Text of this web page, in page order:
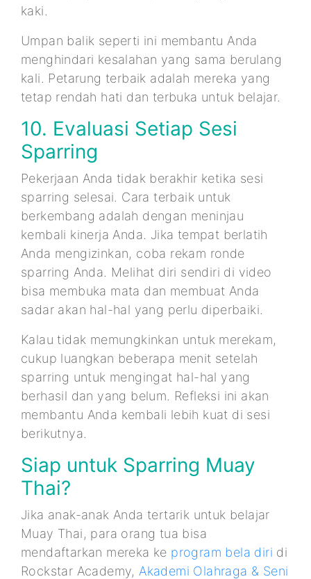
kaki.
Umpan balik seperti ini membantu Anda
menghindari kesalahan yang sama berulang
kali. Petarung terbaik adalah mereka yang
tetap rendah hati dan terbuka untuk belajar.
10. Evaluasi Setiap Sesi
Sparring
Pekerjaan Anda tidak berakhir ketika sesi
sparring selesai. Cara terbaik untuk
berkembang adalah dengan meninjau
kembali kinerja Anda. Jika tempat berlatih
Anda mengizinkan, coba rekam ronde
sparring Anda. Melihat diri sendiri di video
bisa membuka mata dan membuat Anda
sadar akan hal-hal yang perlu diperbaiki.
Kalau tidak memungkinkan untuk merekam,
cukup luangkan beberapa menit setelah
sparring untuk mengingat hal-hal yang
berhasil dan yang belum. Refleksi ini akan
membantu Anda kembali lebih kuat di sesi
berikutnya.
Siap untuk Sparring Muay
Thai?
Jika anak-anak Anda tertarik untuk belajar
Muay Thai, para orang tua bisa
mendaftarkan mereka ke program bela diri di
Rockstar Academy, Akademi Olahraga & Seni